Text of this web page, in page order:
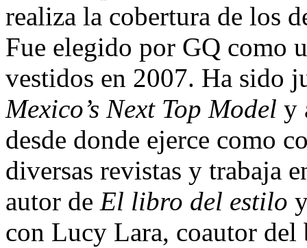
realiza la cobertura de los
Fue elegido por GQ como
vestidos en 2007. Ha sido
Mexico’s Next Top Model y
desde donde ejerce como
diversas revistas y trabaja
autor de El libro del estilo
con Lucy Lara, coautor del